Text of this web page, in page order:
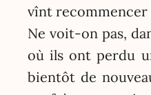
vînt recommencer
Ne voit-on pas,
où ils ont perdu
bientôt de